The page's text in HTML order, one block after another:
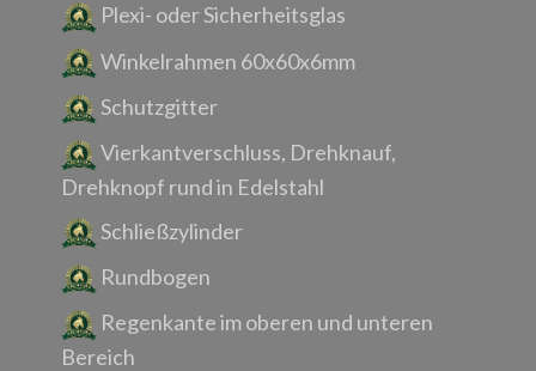
Plexi- oder Sicherheitsglas
Winkelrahmen 60x60x6mm
Schutzgitter
Vierkantverschluss, Drehknauf,
Drehknopf rund in Edelstahl
Schließzylinder
Rundbogen
Regenkante im oberen und unteren
Bereich